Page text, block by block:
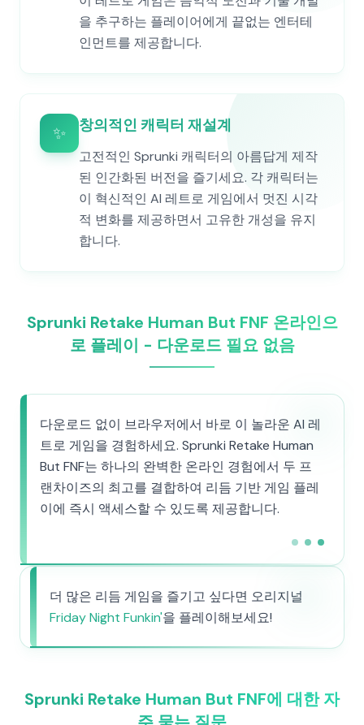
을 추구하는 플레이어에게 끝없는 엔터테
인먼트를 제공합니다.
✨ 창의적인 캐릭터 재설계
고전적인 Sprunki 캐릭터의 아름답게 제작
된 인간화된 버전을 즐기세요. 각 캐릭터는
이 혁신적인 AI 레트로 게임에서 멋진 시각
적 변화를 제공하면서 고유한 개성을 유지
합니다.
Sprunki Retake Human But FNF 온라인으
로 플레이 - 다운로드 필요 없음
다운로드 없이 브라우저에서 바로 이 놀라운 AI 레
트로 게임을 경험하세요. Sprunki Retake Human
But FNF는 하나의 완벽한 온라인 경험에서 두 프
랜차이즈의 최고를 결합하여 리듬 기반 게임 플레
이에 즉시 액세스할 수 있도록 제공합니다.
더 많은 리듬 게임을 즐기고 싶다면 오리지널
Friday Night Funkin'을 플레이해보세요!
Sprunki Retake Human But FNF에 대한 자